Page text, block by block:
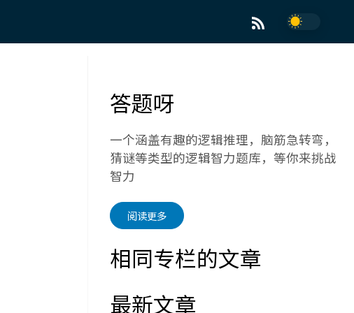
答题呀
一个涵盖有趣的逻辑推理，脑筋急转弯，
猜谜等类型的逻辑智力题库，等你来挑战
智力
阅读更多
相同专栏的文章
最新文章